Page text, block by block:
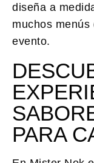
diseña a
muchos
evento.
PARA